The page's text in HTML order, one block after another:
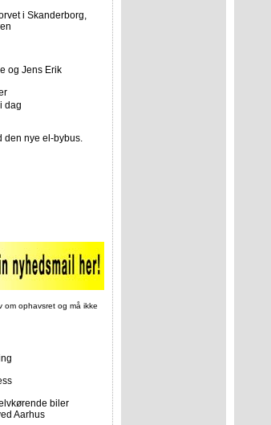
i Skanderborg,
og Jens Erik
dag
den nye el-bybus.
om ophavsret og må ikke
biler
Aarhus